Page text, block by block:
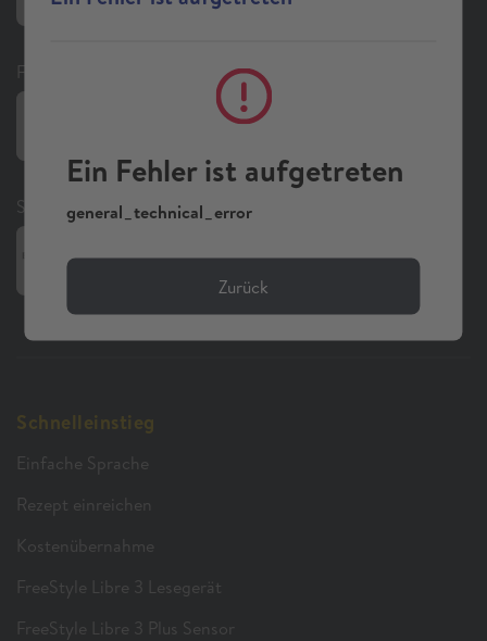
Folgen Sie uns auf Social Media
Sonstiges
Schnelleinstieg
Einfache Sprache
Rezept einreichen
Kostenübernahme
FreeStyle Libre 3 Lesegerät
FreeStyle Libre 3 Plus Sensor
Ein Fehler ist aufgetreten
general_technical_error
Zurück